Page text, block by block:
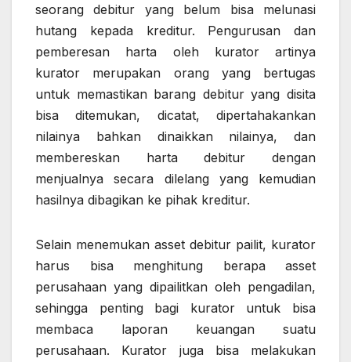
seorang debitur yang belum bisa melunasi
hutang kepada kreditur. Pengurusan dan
pemberesan harta oleh kurator artinya
kurator merupakan orang yang bertugas
untuk memastikan barang debitur yang disita
bisa ditemukan, dicatat, dipertahakankan
nilainya bahkan dinaikkan nilainya, dan
membereskan harta debitur dengan
menjualnya secara dilelang yang kemudian
hasilnya dibagikan ke pihak kreditur.
Selain menemukan asset debitur pailit, kurator
harus bisa menghitung berapa asset
perusahaan yang dipailitkan oleh pengadilan,
sehingga penting bagi kurator untuk bisa
membaca laporan keuangan suatu
perusahaan. Kurator juga bisa melakukan